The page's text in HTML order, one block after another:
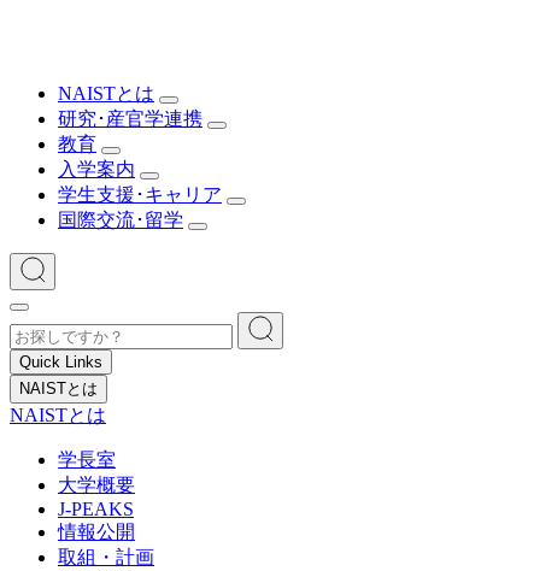
NAISTとは
研究･産官学連携
教育
入学案内
学生支援･キャリア
国際交流･留学
Quick Links
NAISTとは
NAISTとは
学長室
大学概要
J-PEAKS
情報公開
取組・計画